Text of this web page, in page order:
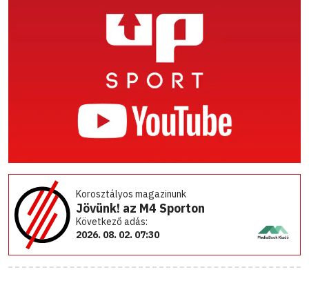
Korosztályos magazinunk
Jövünk! az M4 Sporton
Következő adás:
2026. 08. 02. 07:30